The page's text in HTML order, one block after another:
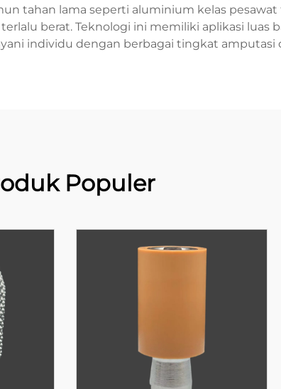
tahan lama seperti aluminium kelas
berat. Teknologi ini memiliki aplikasi luas
individu dengan berbagai tingkat
Populer